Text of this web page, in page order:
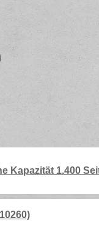
Kapazität 1.400